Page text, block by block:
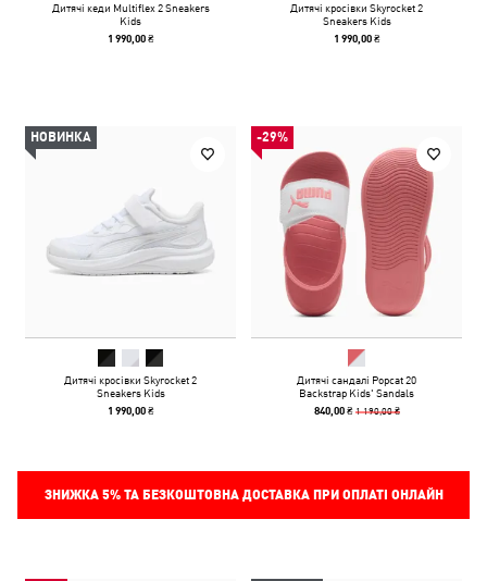
Дитячі кеди Multiflex 2 Sneakers
Kids
1 990,00 ₴
Дитячі кросівки Skyrocket 2
Sneakers Kids
1 990,00 ₴
НОВИНКА
Дитячі кросівки Skyrocket 2
Sneakers Kids
1 990,00 ₴
-29%
Дитячі сандалі Popcat 20
Backstrap Kids' Sandals
840,00 ₴ 1 190,00 ₴
ЗНИЖКА 5%ТА БЕЗКОШТОВНА ДОСТАВКА ПРИ ОПЛАТІ ОНЛАЙН